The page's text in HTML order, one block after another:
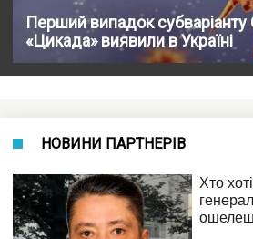
Перший випадок субваріанту
«Цикада» виявили в Україні
НОВИНИ ПАРТНЕРІВ